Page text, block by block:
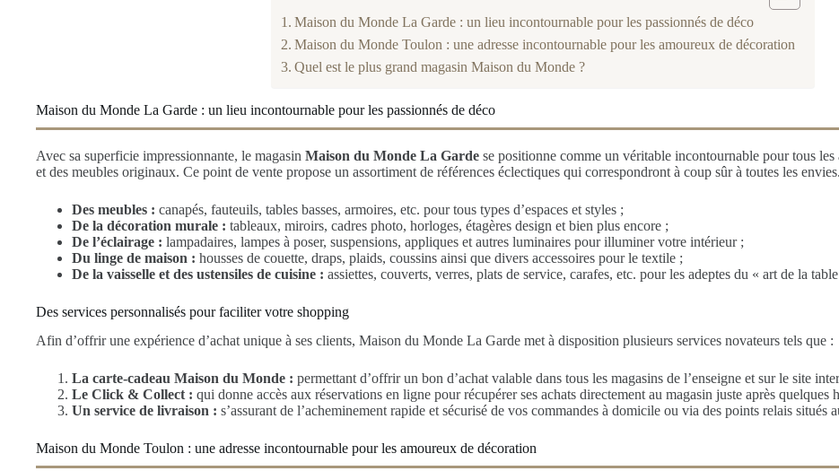
Maison du Monde La Garde : un lieu incontournable pour les passionnés de déco
Maison du Monde Toulon : une adresse incontournable pour les amoureux de décoration
Quel est le plus grand magasin Maison du Monde ?
Maison du Monde La Garde : un lieu incontournable pour les passionnés de déco
Avec sa superficie impressionnante, le magasin Maison du Monde La Garde se positionne comme un véritable incontournable pour tous
et des meubles originaux. Ce point de vente propose un assortiment de références éclectiques qui correspondront à coup sûr à toutes les
Des meubles : canapés, fauteuils, tables basses, armoires, etc. pour tous types d’espaces et styles ;
De la décoration murale : tableaux, miroirs, cadres photo, horloges, étagères design et bien plus encore ;
De l’éclairage : lampadaires, lampes à poser, suspensions, appliques et autres luminaires pour illuminer votre intérieur ;
Du linge de maison : housses de couette, draps, plaids, coussins ainsi que divers accessoires pour le textile ;
De la vaisselle et des ustensiles de cuisine : assiettes, couverts, verres, plats de service, carafes, etc. pour les adeptes du « art de la
Des services personnalisés pour faciliter votre shopping
Afin d’offrir une expérience d’achat unique à ses clients, Maison du Monde La Garde met à disposition plusieurs services novateurs tels que :
La carte-cadeau Maison du Monde : permettant d’offrir un bon d’achat valable dans tous les magasins de l’enseigne et sur le site
Le Click & Collect : qui donne accès aux réservations en ligne pour récupérer ses achats directement au magasin juste après quelques
Un service de livraison : s’assurant de l’acheminement rapide et sécurisé de vos commandes à domicile ou via des points relais situés
Maison du Monde Toulon : une adresse incontournable pour les amoureux de décoration